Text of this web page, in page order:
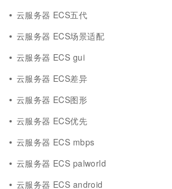
云服务器 ECS五代
云服务器 ECS场景适配
云服务器 ECS gui
云服务器 ECS差异
云服务器 ECS图形
云服务器 ECS优先
云服务器 ECS mbps
云服务器 ECS palworld
云服务器 ECS android